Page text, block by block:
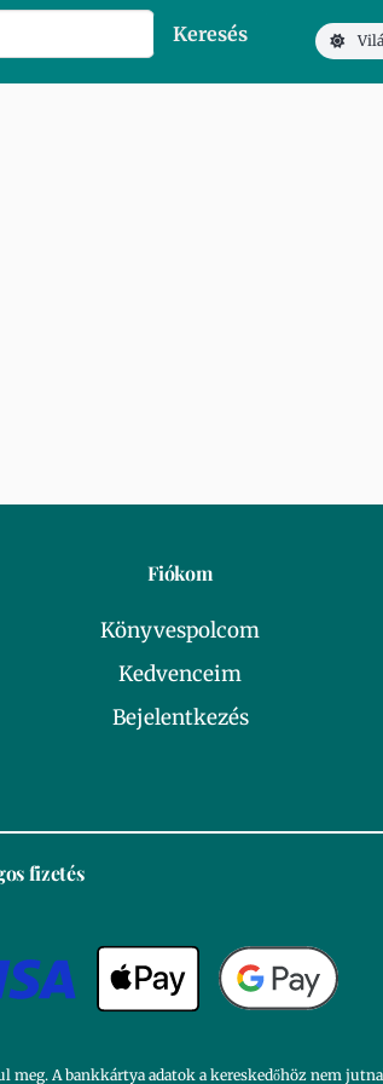
Keresés
Fiókom
Könyvespolcom
Kedvenceim
Bejelentkezés
fizetés
meg. A bankkártya adatok a kereskedőhöz nem